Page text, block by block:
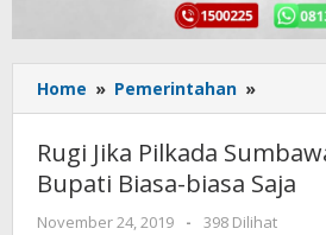
Home » Pemerintahan »
Jika
Pilkada
Hasilkan
Bupati
Rugi Jika Pilkada
Bupati Biasa-biasa Saja
November 24, 2019
oleh
-
398 Dilihat